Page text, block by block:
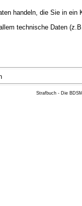
handeln, die Sie in ein
technische Daten
k�nnen zur Analyse
personenbezogenen
Strafbuch - Die